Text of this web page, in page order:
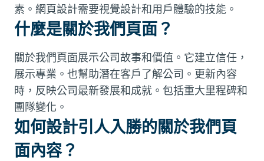
素。網頁設計需要視覺設計和用戶體驗的技能。
什麼是關於我們頁面？
關於我們頁面展示公司故事和價值。它建立信任，
展示專業。也幫助潛在客戶了解公司。更新內容
時，反映公司最新發展和成就。包括重大里程碑和
團隊變化。
如何設計引人入勝的關於我們頁
面內容？